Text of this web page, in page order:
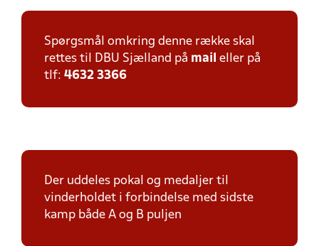
Spørgsmål omkring denne række skal
rettes til DBU Sjælland på mail eller på
tlf: 4632 3366
Der uddeles pokal og medaljer til
vinderholdet i forbindelse med sidste
kamp både A og B puljen